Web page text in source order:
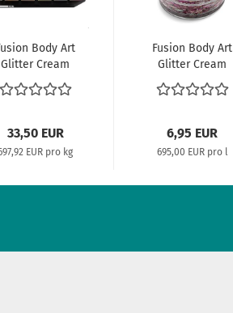
Body Art
Glitter Cream
Palette Fiesta...
33,50 EUR
EUR pro kg
Fusion Body Art
Glitter Cream
10ml - Pink...
6,95 EUR
695,00 EUR pro l